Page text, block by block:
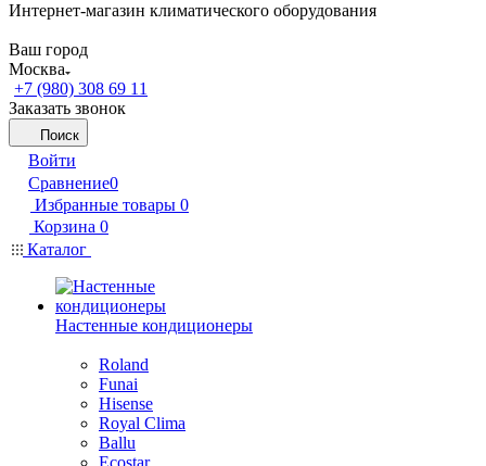
Интернет-магазин климатического оборудования
Ваш город
Москва
+7 (980) 308 69 11
Заказать звонок
Поиск
Войти
Сравнение0
Избранные товары 0
Корзина 0
Каталог
Настенные кондиционеры
Roland
Funai
Hisense
Royal Clima
Ballu
Ecostar